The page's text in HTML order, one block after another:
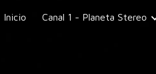
Inicio Canal 1 - Planeta Stereo